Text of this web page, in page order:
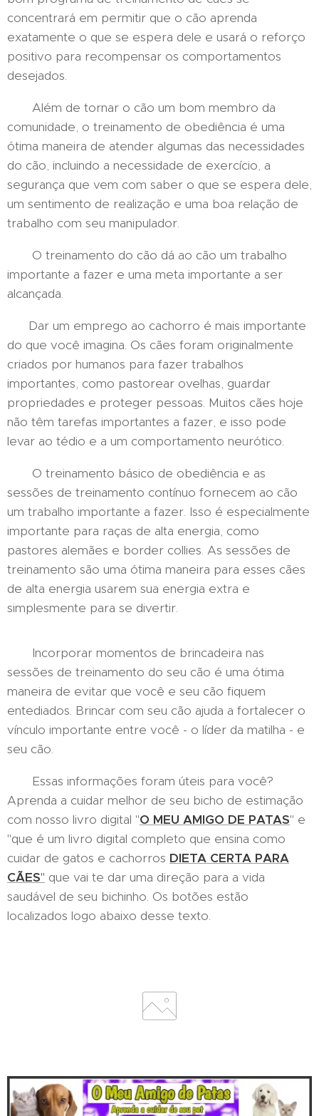
concentrará em permitir que o cão aprenda
exatamente o que se espera dele e usará o reforço
positivo para recompensar os comportamentos
desejados.
Além de tornar o cão um bom membro da
comunidade, o treinamento de obediência é uma
ótima maneira de atender algumas das necessidades
do cão, incluindo a necessidade de exercício, a
segurança que vem com saber o que se espera dele,
um sentimento de realização e uma boa relação de
trabalho com seu manipulador.
O treinamento do cão dá ao cão um trabalho
importante a fazer e uma meta importante a ser
alcançada.
Dar um emprego ao cachorro é mais importante
do que você imagina. Os cães foram originalmente
criados por humanos para fazer trabalhos
importantes, como pastorear ovelhas, guardar
propriedades e proteger pessoas. Muitos cães hoje
não têm tarefas importantes a fazer, e isso pode
levar ao tédio e a um comportamento neurótico.
O treinamento básico de obediência e as
sessões de treinamento contínuo fornecem ao cão
um trabalho importante a fazer. Isso é especialmente
importante para raças de alta energia, como
pastores alemães e border collies. As sessões de
treinamento são uma ótima maneira para esses cães
de alta energia usarem sua energia extra e
simplesmente para se divertir.
Incorporar momentos de brincadeira nas
sessões de treinamento do seu cão é uma ótima
maneira de evitar que você e seu cão fiquem
entediados. Brincar com seu cão ajuda a fortalecer o
vínculo importante entre você - o líder da matilha - e
seu cão.
Essas informações foram úteis para você?
Aprenda a cuidar melhor de seu bicho de estimação
com nosso livro digital "O MEU AMIGO DE PATAS" e
"que é um livro digital completo que ensina como
cuidar de gatos e cachorros DIETA CERTA PARA
CÃES" que vai te dar uma direção para a vida
saudável de seu bichinho. Os botões estão
localizados logo abaixo desse texto.